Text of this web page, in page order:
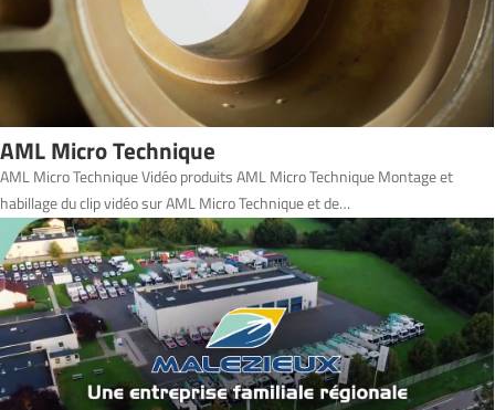
AML Micro Technique
AML Micro Technique Vidéo produits AML Micro Technique Montage et
habillage du clip vidéo sur AML Micro Technique et de…